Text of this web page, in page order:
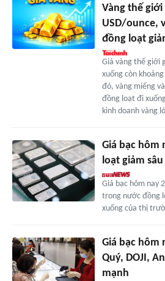
Vàng thế
USD/ounce,
đồng loạt
Giá vàng thế giới
xuống còn
đó, vàng miếng
đồng loạt đi
kinh doanh vàng
Giá bạc hôm
loạt giảm sâu
Giá bạc hôm nay
trong nước đồng
xuống của thị
Giá bạc hôm
Quý, DOJI,
mạnh